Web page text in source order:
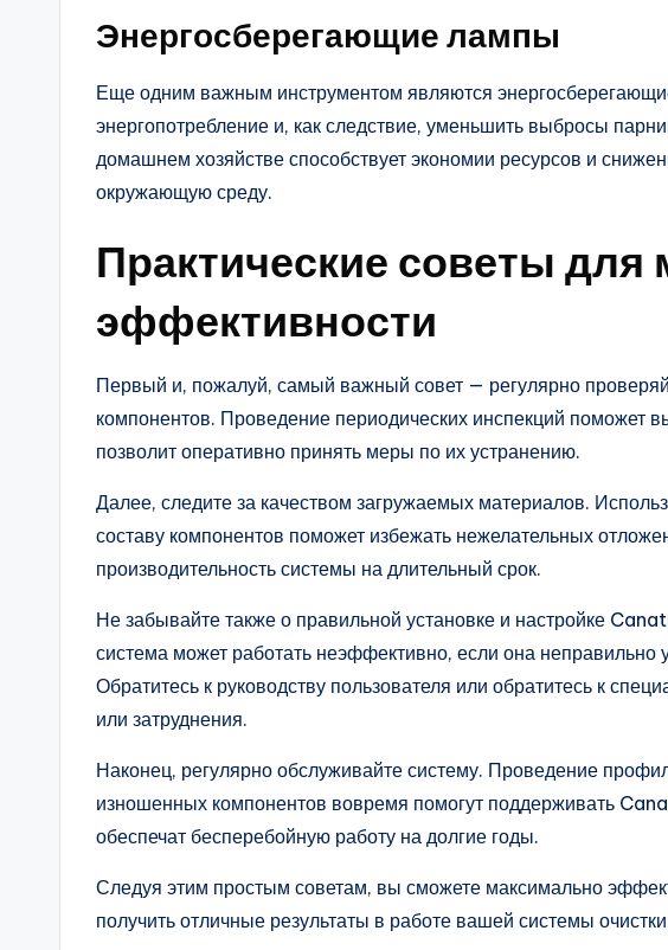
Энергосберегающие лампы
Еще одним важным инструментом являются
энергопотребление и, как следствие, уменьшить выбросы
домашнем хозяйстве способствует экономии ресурсов и
окружающую среду.
Практические советы
эффективности
Первый и, пожалуй, самый важный совет — регулярно
компонентов. Проведение периодических инспекций поможет
позволит оперативно принять меры по их устранению.
Далее, следите за качеством загружаемых материалов.
составу компонентов поможет избежать нежелательных
производительность системы на длительный срок.
Не забывайте также о правильной установке и настройке
система может работать неэффективно, если она неправильно
Обратитесь к руководству пользователя или обратитесь к
или затруднения.
Наконец, регулярно обслуживайте систему. Проведение
изношенных компонентов вовремя помогут поддерживать
обеспечат бесперебойную работу на долгие годы.
Следуя этим простым советам, вы сможете максимально
получить отличные результаты в работе вашей системы